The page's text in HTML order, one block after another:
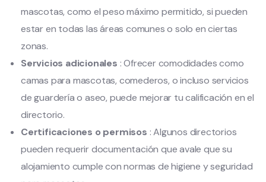
mascotas, como el peso máximo permitido, si pueden
estar en todas las áreas comunes o solo en ciertas
zonas.
Servicios adicionales : Ofrecer comodidades como
camas para mascotas, comederos, o incluso servicios
de guardería o aseo, puede mejorar tu calificación en el
directorio.
Certificaciones o permisos : Algunos directorios
pueden requerir documentación que avale que su
alojamiento cumple con normas de higiene y seguridad